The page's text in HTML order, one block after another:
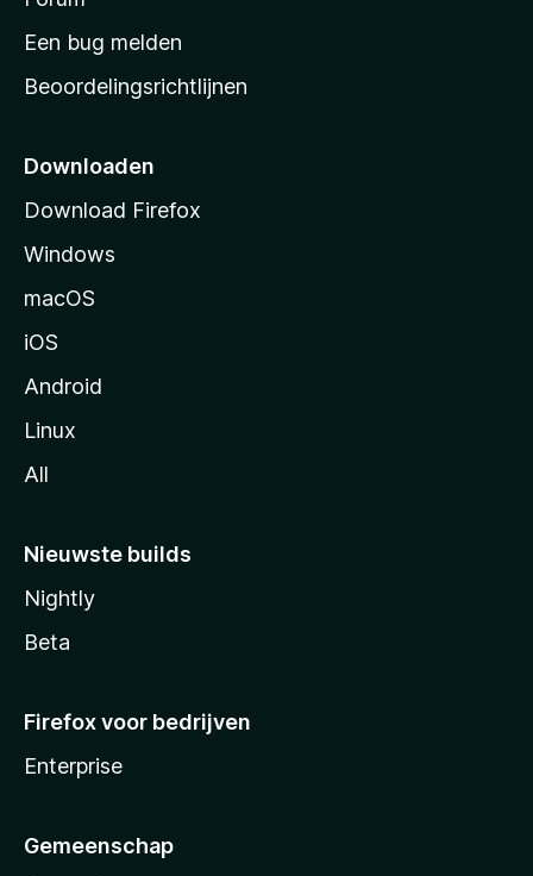
t
r
p
g
i
Een bug melden
Beoordelingsrichtlijnen
Downloaden
Download Firefox
Windows
macOS
iOS
Android
Linux
All
Nieuwste builds
Nightly
Beta
Firefox voor bedrijven
Enterprise
Gemeenschap